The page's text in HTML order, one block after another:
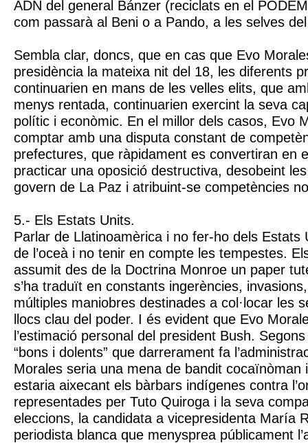
ADN del general Bánzer (reciclats en el
com passarà al Beni o a Pando, a les selves
Sembla clar, doncs, que en cas que Evo
presidència la mateixa nit del 18, les diferents
continuarien en mans de les velles elits, que
menys rentada, continuarien exercint la seva
polític i econòmic. En el millor dels casos, Evo
comptar amb una disputa constant de
prefectures, que ràpidament es convertiran en
practicar una oposició destructiva, desobeint
govern de La Paz i atribuint-se competències
5.- Els Estats Units.
Parlar de Llatinoamèrica i no fer-ho dels Estats
de l’oceà i no tenir en compte les tempestes.
assumit des de la Doctrina Monroe un paper
s’ha traduït en constants ingerències,
múltiples maniobres destinades a col·locar les
llocs clau del poder. I és evident que Evo
l’estimació personal del president Bush.
“bons i dolents” que darrerament fa
Morales seria una mena de bandit cocaïnòman
estaria aixecant els bàrbars indígenes contra
representades per Tuto Quiroga i la seva
eleccions, la candidata a vicepresidenta María
periodista blanca que menysprea públicament